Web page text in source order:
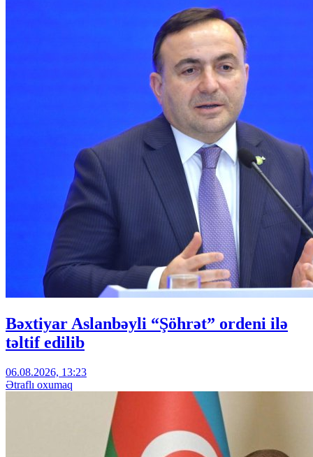
Bəxtiyar Aslanbəyli “Şöhrət” ordeni ilə
təltif edilib
06.08.2026, 13:23
Ətraflı oxumaq